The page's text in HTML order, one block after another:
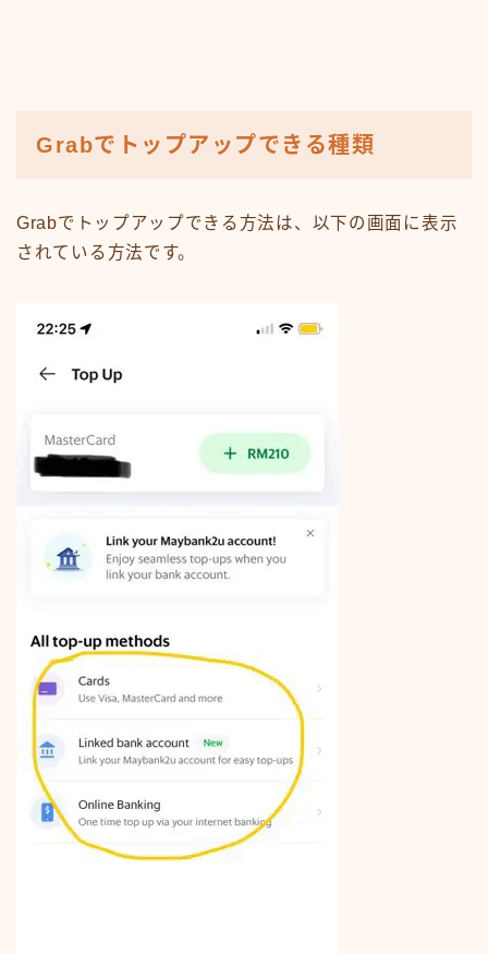
Grabでトップアップできる種類
Grabでトップアップできる方法は、以下の画面に表示
されている方法です。